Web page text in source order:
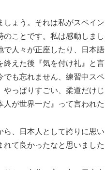
しょう。それは私がスペイ
のことです。私は感動しま
で人々が正座したり、日本
終えた後『気を付け礼』と
でも忘れません、練習中ス
っぱりすごい、柔道だけじ
が世界一だ』って言われた
ら、日本人として誇りに思い
れて良かったなと思いました